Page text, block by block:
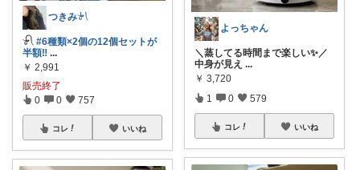
つきみ𓍯
𓍯 #6種類×2個の12個セットが
半額‼︎ ...
￥ 2,991
販売終了
0 0 757
コレ いいね
よっちゃん
＼蒸してる時間まで楽しい✨／
中身が見え ...
￥ 3,720
1 0 579
コレ いいね